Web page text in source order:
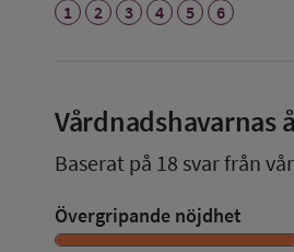
1
2 3 4 5 6
Vårdnadshavarnas
Baserat på 18 svar från
Övergripande nöjdhet